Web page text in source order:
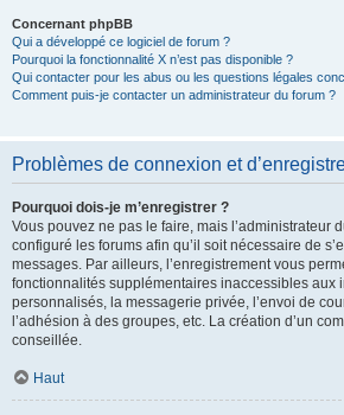
Concernant phpBB
Qui a développé ce logiciel de forum ?
Pourquoi la fonctionnalité X n’est pas disponible ?
Qui contacter pour les abus ou les questions légales
Comment puis-je contacter un administrateur du forum ?
Problèmes de connexion et
Pourquoi dois-je m’enregistrer ?
Vous pouvez ne pas le faire, mais l’administrateur
configuré les forums afin qu’il soit nécessaire de
messages. Par ailleurs, l’enregistrement vous
fonctionnalités supplémentaires inaccessibles aux
personnalisés, la messagerie privée, l’envoi de
l’adhésion à des groupes, etc. La création d’un
conseillée.
Haut